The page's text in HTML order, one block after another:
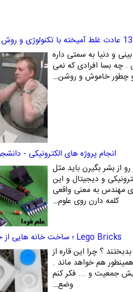
13 عادت غلط آمیخته با تکنولوژی و روش های ترک آنها
می بینی و دنیا به سمتی داره
. چه بسا افرادی که نمی
رو چطور خاموش و روشن…
انجام پروژه های الکترونیکی -
از بشر بگیرن باید مثل
و دیجیتال و این
مهندس به معنی واقعی
کلمه دارن روی علوم…
Lego Bricks ؛ ساخت خانه هایی از جنس Unicef
؟ چرا این قاره از
هم خواهد ماند .
جمعیت و ... فکر کنم
وضع…